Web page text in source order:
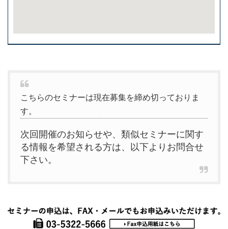
こちらのセミナーは現在募集を締め切っておりま
す。
次回開催のお知らせや、類似セミナーに関す
る情報を希望される方は、以下よりお問合せ
下さい。